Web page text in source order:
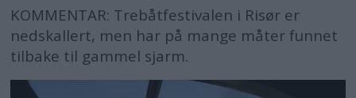
KOMMENTAR: Trebåtfestivalen i Risør er
nedskallert, men har på mange måter funnet
tilbake til gammel sjarm.